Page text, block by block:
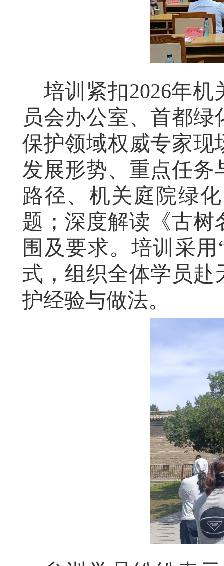
培训紧扣2026年机
员会办公室、首都
保护领域权威专家现
发展形势、重点任务
路径、机关庭院绿
题 ；深度解读《古
围及要求。培训采
式，组织全体学员赴
护经验与做法。